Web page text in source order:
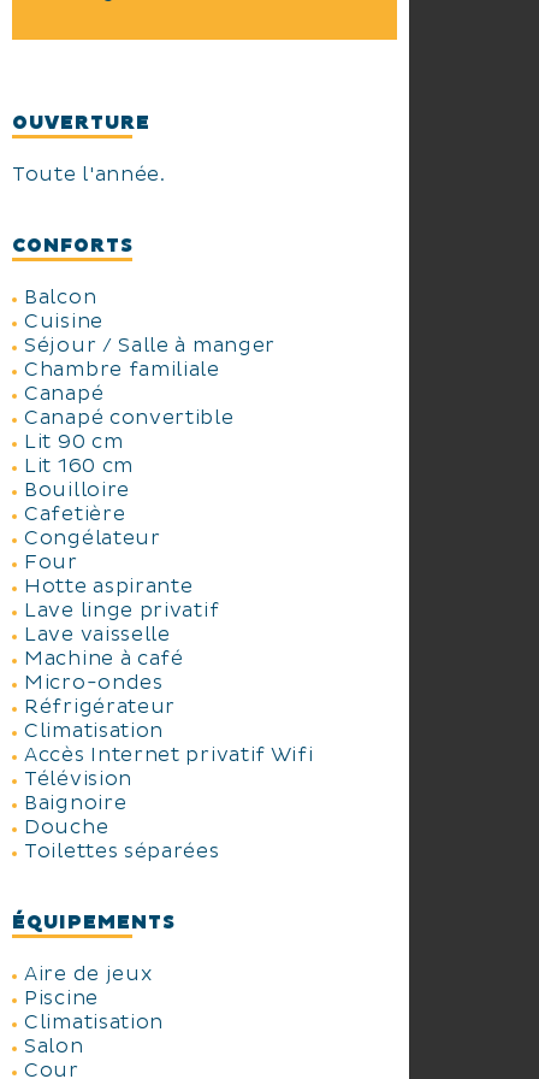
OUVERTURE
Toute l'année.
CONFORTS
Balcon
Cuisine
Séjour / Salle à manger
Chambre familiale
Canapé
Canapé convertible
Lit 90 cm
Lit 160 cm
Bouilloire
Cafetière
Congélateur
Four
Hotte aspirante
Lave linge privatif
Lave vaisselle
Machine à café
Micro-ondes
Réfrigérateur
Climatisation
Accès Internet privatif Wifi
Télévision
Baignoire
Douche
Toilettes séparées
ÉQUIPEMENTS
Aire de jeux
Piscine
Climatisation
Salon
Cour